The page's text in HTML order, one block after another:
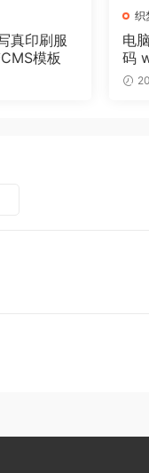
真印刷服
模板
织
电
码
梦